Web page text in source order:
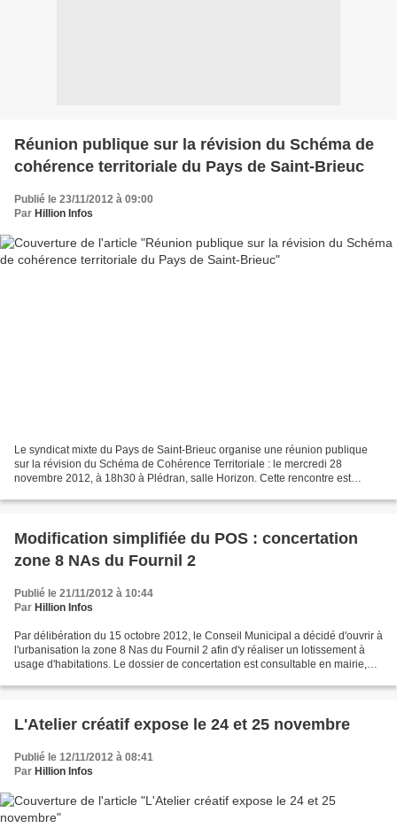
Réunion publique sur la révision du Schéma de
cohérence territoriale du Pays de Saint-Brieuc
Publié le 23/11/2012 à 09:00
Par Hillion Infos
Le syndicat mixte du Pays de Saint-Brieuc organise une réunion publique
sur la révision du Schéma de Cohérence Territoriale : le mercredi 28
novembre 2012, à 18h30 à Plédran, salle Horizon. Cette rencontre est
Modification simplifiée du POS : concertation
zone 8 NAs du Fournil 2
Publié le 21/11/2012 à 10:44
Par Hillion Infos
Par délibération du 15 octobre 2012, le Conseil Municipal a décidé d'ouvrir à
l'urbanisation la zone 8 Nas du Fournil 2 afin d'y réaliser un lotissement à
usage d'habitations. Le dossier de concertation est consultable en mairie,
L'Atelier créatif expose le 24 et 25 novembre
Publié le 12/11/2012 à 08:41
Par Hillion Infos